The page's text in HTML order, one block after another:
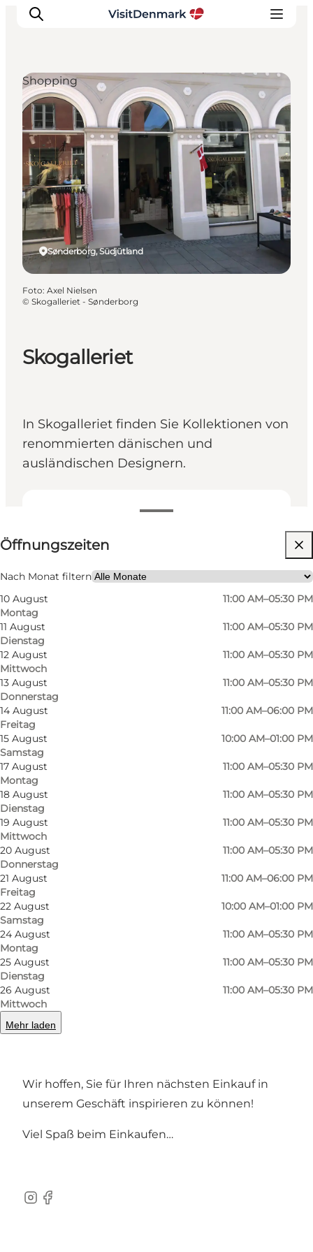
Inspiration
Regionen
Erlebnisse
Unterkünfte
Reiseplanung
Skogalleriet
In Skogalleriet finden Sie Kollektionen von
renommierten dänischen und
ausländischen Designern.
Öffnungszeiten anzeigen
Öffnungszeiten
Nach Monat filtern
10 August
Montag
11:00 AM–05:30 PM
11 August
Dienstag
11:00 AM–05:30 PM
12 August
Mittwoch
11:00 AM–05:30 PM
13 August
Donnerstag
11:00 AM–05:30 PM
14 August
Freitag
11:00 AM–06:00 PM
15 August
Samstag
10:00 AM–01:00 PM
17 August
Montag
11:00 AM–05:30 PM
18 August
Dienstag
11:00 AM–05:30 PM
19 August
Mittwoch
11:00 AM–05:30 PM
20 August
Donnerstag
11:00 AM–05:30 PM
21 August
Freitag
11:00 AM–06:00 PM
22 August
Samstag
10:00 AM–01:00 PM
24 August
Montag
11:00 AM–05:30 PM
25 August
Dienstag
11:00 AM–05:30 PM
26 August
Mittwoch
11:00 AM–05:30 PM
Mehr laden
Kinder, Freunde, Mein Partner, Mir selbst
Sønderborg, Südjütland
Shopping
Foto: Axel Nielsen
© Skogalleriet - Sønderborg
Axel Nielsen
©Skogalleriet - Sønderborg
Foto:
©
Wir konzentrieren uns auf schönes Design,
hohe Qualität und gute Passform. Wir
präsentieren eine Auswahl an Produkten wie
Schuhe, Stiefel, Sneaker, Kleidung und
Wir hoffen, Sie für Ihren nächsten Einkauf in
unserem Geschäft inspirieren zu können!
Viel Spaß beim Einkaufen…
instagram
facebook